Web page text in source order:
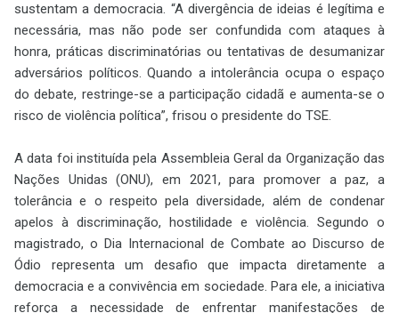
sustentam a democracia. “A divergência de ideias é legítima e
necessária, mas não pode ser confundida com ataques à
honra, práticas discriminatórias ou tentativas de desumanizar
adversários políticos. Quando a intolerância ocupa o espaço
do debate, restringe-se a participação cidadã e aumenta-se o
risco de violência política”, frisou o presidente do TSE.
A data foi instituída pela Assembleia Geral da Organização das
Nações Unidas (ONU), em 2021, para promover a paz, a
tolerância e o respeito pela diversidade, além de condenar
apelos à discriminação, hostilidade e violência. Segundo o
magistrado, o Dia Internacional de Combate ao Discurso de
Ódio representa um desafio que impacta diretamente a
democracia e a convivência em sociedade. Para ele, a iniciativa
reforça a necessidade de enfrentar manifestações de